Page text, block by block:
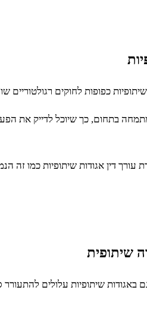
כפופות לחוקים
בתחום, כך שיוכל לדייק את
עורך דין אגודות שיתופיות כמו זה
שיתופית
שיתופיות עלולים להתעורר